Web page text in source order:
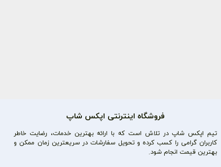
فروشگاه اینترنتی اپکس شاپ
تیم اپکس شاپ در تلاش است که با ارائه بهترین خدمات، رضایت خاطر
کاربران گرامی را کسب کرده و تحویل سفارشات در سریعترین زمان ممکن و
بهترین قیمت انجام شود.